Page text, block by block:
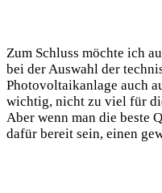
Zum Schluss möchte ich
bei der Auswahl der
Photovoltaikanlage auch
wichtig, nicht zu viel für
Aber wenn man die beste
dafür bereit sein, einen